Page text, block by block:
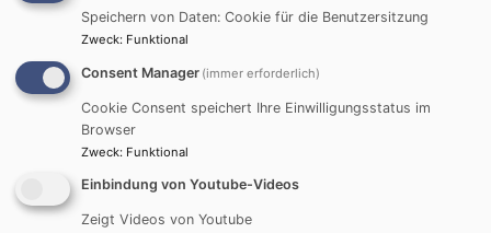
Gespräch
Gespräche / Seelsorge
Speichern von Daten: Cookie für die Benutzersitzung
Zweck: Funktional
Consent Manager (immer erforderlich)
Cookie Consent speichert Ihre Einwilligungsstatus im
Browser
Zweck: Funktional
Einbindung von Youtube-Videos
Zeigt Videos von Youtube